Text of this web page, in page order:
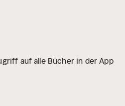
auf alle Bücher in der App